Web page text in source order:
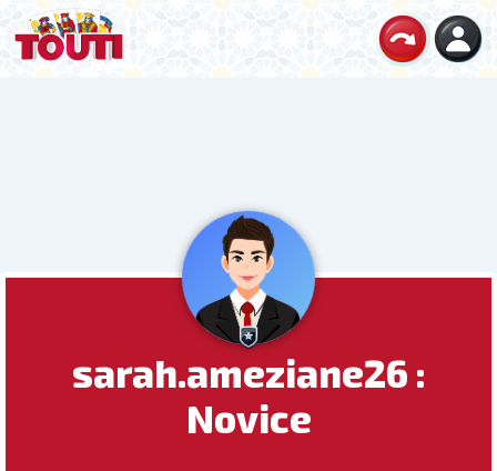
sarah.ameziane26 :
Novice